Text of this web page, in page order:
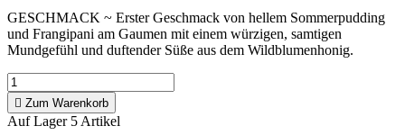
GESCHMACK ~ Erster Geschmack von hellem Sommerpudding
und Frangipani am Gaumen mit einem würzigen, samtigen
Mundgefühl und duftender Süße aus dem Wildblumenhonig.
 Zum Warenkorb
Auf Lager 5 Artikel